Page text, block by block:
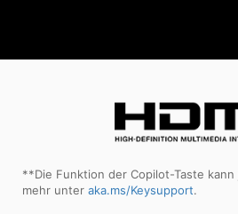
**Die Funktion der Copilot-Taste kann
mehr unter aka.ms/Keysupport.